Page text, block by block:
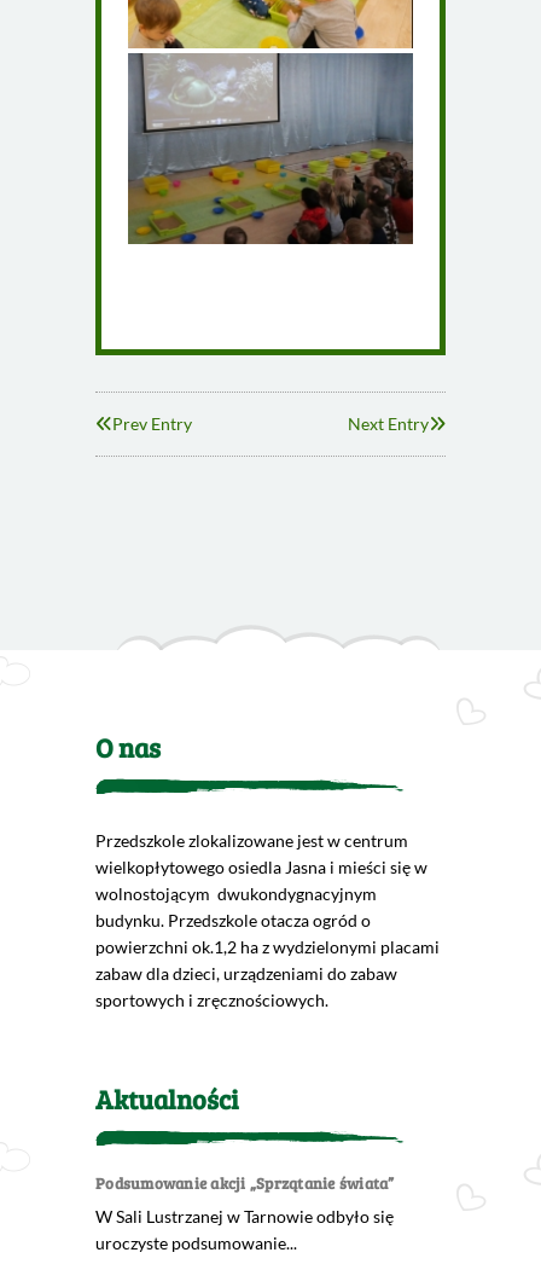
Prev Entry Next Entry
O nas
Przedszkole zlokalizowane jest w centrum
wielkopłytowego osiedla Jasna i mieści się w
wolnostojącym dwukondygnacyjnym
budynku. Przedszkole otacza ogród o
powierzchni ok.1,2 ha z wydzielonymi placami
zabaw dla dzieci, urządzeniami do zabaw
sportowych i zręcznościowych.
Aktualności
Podsumowanie akcji „Sprzątanie świata”
W Sali Lustrzanej w Tarnowie odbyło się
uroczyste podsumowanie...